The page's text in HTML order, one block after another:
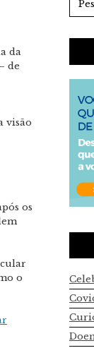
da
de
visão
os
o